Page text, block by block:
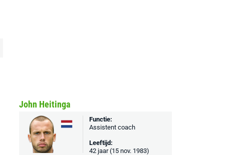
John Heitinga
Functie:
Assistent coach
Leeftijd:
42 jaar (15 nov. 1983)